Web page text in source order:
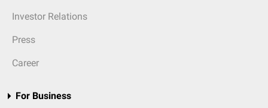
Investor Relations
Press
Career
For Business